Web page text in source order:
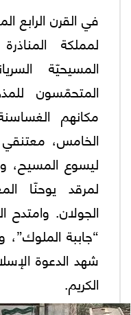
في القرن الرابع
لمملكة
المسيحيّة
المتحمّسون
مكانهم
الخامس،
ليسوع المسيح،
لمرقد يوحنّا
الجولان.
“جاببة
شهد الدعوة
الكريم.